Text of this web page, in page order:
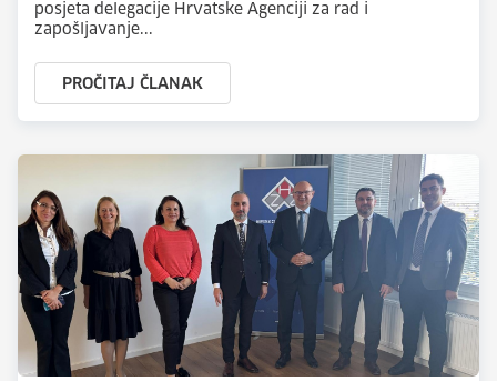
posjeta delegacije Hrvatske Agenciji za rad i
zapošljavanje...
PROČITAJ ČLANAK